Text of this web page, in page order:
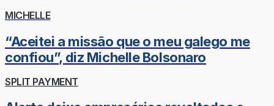
MICHELLE
“Aceitei a missão que o meu galego me
confiou”, diz Michelle Bolsonaro
SPLIT PAYMENT